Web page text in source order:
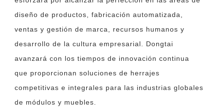
diseño de productos, fabricación automatizada,
ventas y gestión de marca, recursos humanos y
desarrollo de la cultura empresarial. Dongtai
avanzará con los tiempos de innovación continua
que proporcionan soluciones de herrajes
competitivas e integrales para las industrias globales
de módulos y muebles.